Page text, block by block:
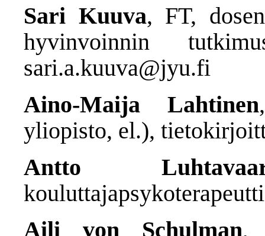
Sari Kuuva, FT,
hyvinvoinnin
sari.a.kuuva@jyu.fi
Aino-Maija Lahtinen
yliopisto, el.),
Antto
Aili von Schulman,